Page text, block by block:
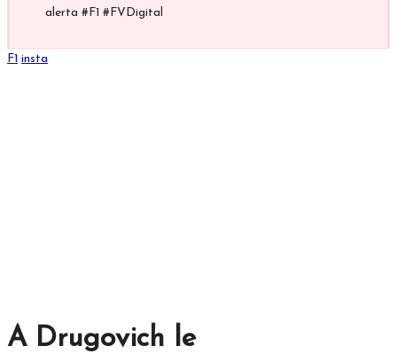
alerta #F1 #FVDigital
Publicada
F1 insta
A Drugovich le